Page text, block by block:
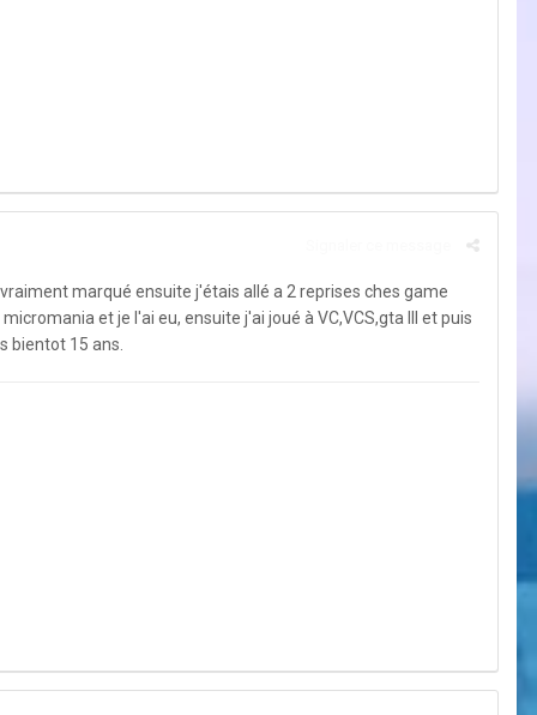
marqué ensuite j'étais allé a 2 reprises ches game
et je l'ai eu, ensuite j'ai joué à VC,VCS,gta III et puis
bientot 15 ans.